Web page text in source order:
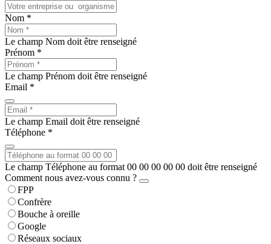
Nom *
Le champ Nom doit être renseigné
Prénom *
Le champ Prénom doit être renseigné
Email *
Le champ Email doit être renseigné
Téléphone *
Le champ Téléphone au format 00 00 00 00 00 doit être renseigné
Comment nous avez-vous connu ?
FPP
Confrère
Bouche à oreille
Google
Réseaux sociaux